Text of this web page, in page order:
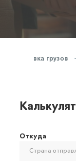
доставка грузов
Откуда
Страна